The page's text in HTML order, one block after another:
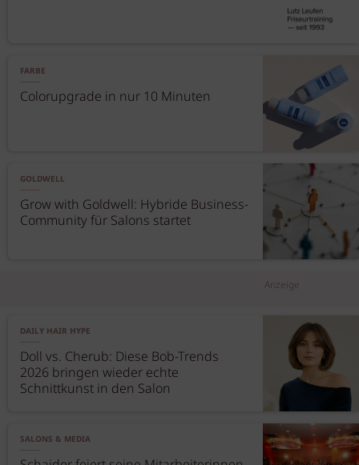
FARBE
Colorupgrade in nur 10 Minuten
GOLDWELL
Grow with Goldwell: Hybride Business-
Community für Salons startet
Anzeige
DAILY HAIR HYPE
Doll vs. Cherub: Diese Bob-Trends
2026 bringen wieder echte
Schnittkunst in den Salon
SALONS & MEDIA